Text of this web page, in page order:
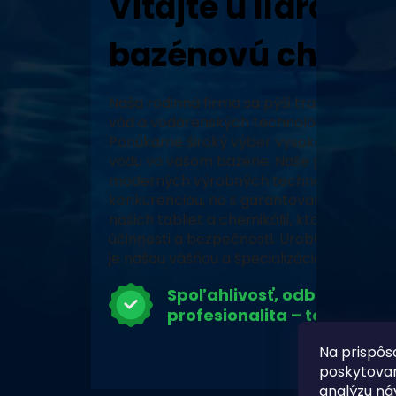
Na
analýzu
bazénovú chémiu!
Naša rodinná firma sa pýši tradíciou,
vôd a vodárenských technológií a
Ponúkame široký výber vysoko
vodu vo vašom bazéne. Naše produkty,
moderných výrobných technológiách,
konkurenciou, no s garantovaným
našich tabliet a chemikálií, ktoré prešli
účinnosti a bezpečnosti. Urobte z vášho
je našou vášňou a špecializáciou.
Spoľahlivosť, odbornosť a
profesionalita – to je